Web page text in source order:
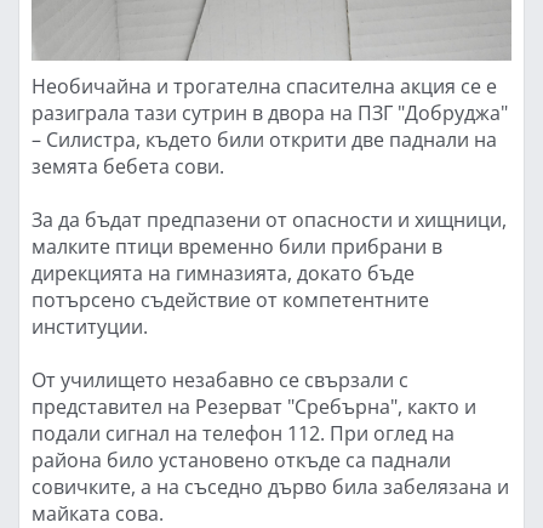
Необичайна и трогателна спасителна акция се е
разиграла тази сутрин в двора на ПЗГ "Добруджа"
– Силистра, където били открити две паднали на
земята бебета сови.
За да бъдат предпазени от опасности и хищници,
малките птици временно били прибрани в
дирекцията на гимназията, докато бъде
потърсено съдействие от компетентните
институции.
От училището незабавно се свързали с
представител на Резерват "Сребърна", както и
подали сигнал на телефон 112. При оглед на
района било установено откъде са паднали
совичките, а на съседно дърво била забелязана и
майката сова.